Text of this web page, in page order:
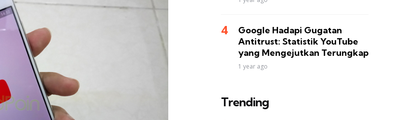
Google Hadapi Gugatan
Antitrust: Statistik YouTube
yang Mengejutkan Terungkap
1 year ago
Trending